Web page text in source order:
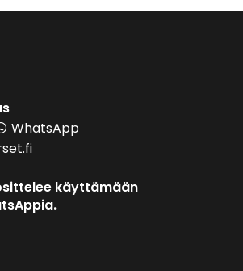
WhatsApp
käyttämään